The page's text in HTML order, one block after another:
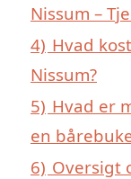
Nissum –
4) Hvad
Nissum?
5) Hvad er
en
6) Oversigt